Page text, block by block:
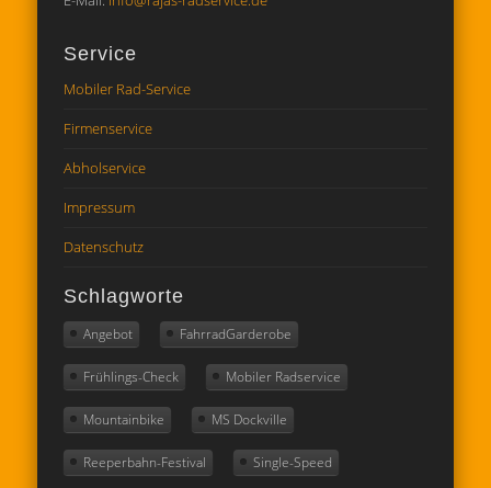
Service
Mobiler Rad-Service
Firmenservice
Abholservice
Impressum
Datenschutz
Schlagworte
Angebot FahrradGarderobe
Frühlings-Check Mobiler Radservice
Mountainbike MS Dockville
Reeperbahn-Festival Single-Speed